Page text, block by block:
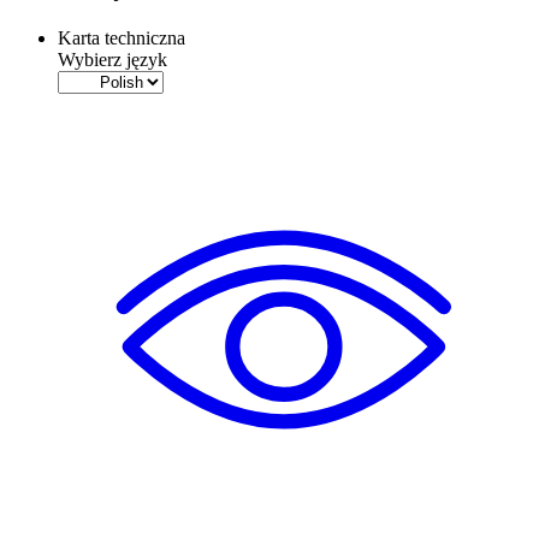
Karta techniczna
Wybierz język